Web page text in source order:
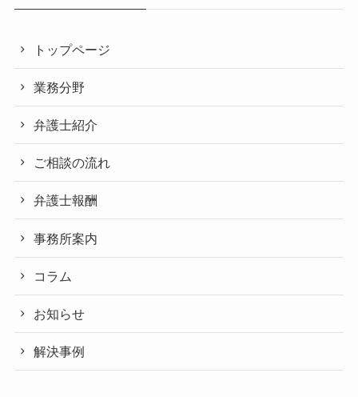
トップページ
業務分野
弁護士紹介
ご相談の流れ
弁護士報酬
事務所案内
コラム
お知らせ
解決事例